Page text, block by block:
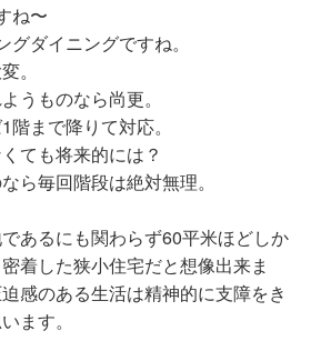
ね〜
ダイニングですね。
。
うものなら尚更。
まで降りて対応。
ても将来的には？
ら毎回階段は絶対無理。
あるにも関わらず60平米ほどしか
着した狭小住宅だと想像出来ま
感のある生活は精神的に支障をき
ます。